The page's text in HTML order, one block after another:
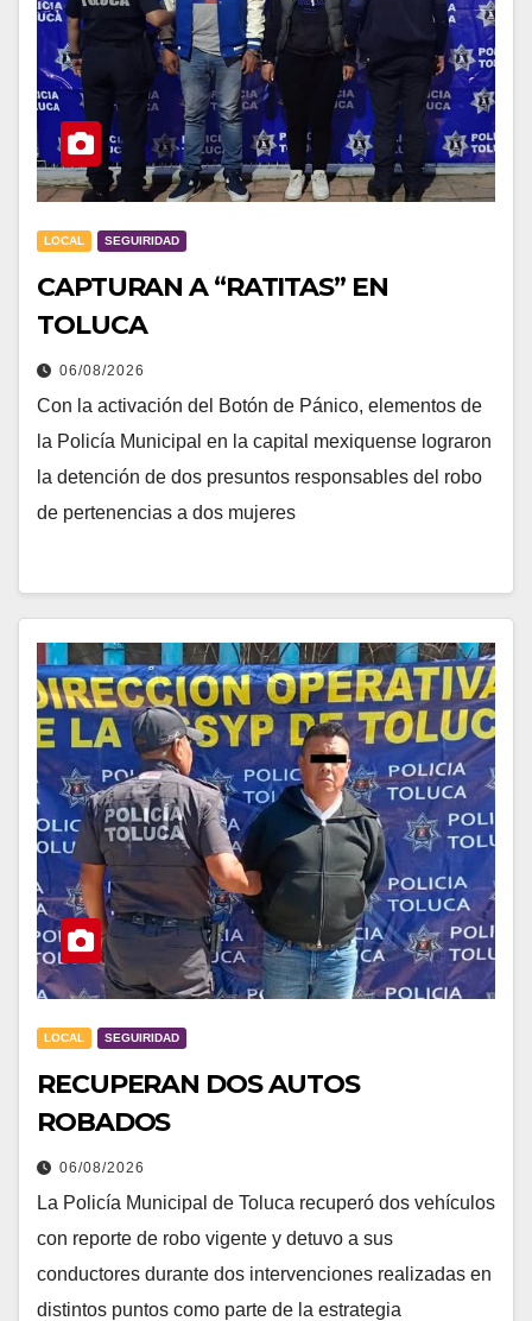
LOCAL SEGUIRIDAD
CAPTURAN A “RATITAS” EN
TOLUCA
06/08/2026
Con la activación del Botón de Pánico, elementos de
la Policía Municipal en la capital mexiquense lograron
la detención de dos presuntos responsables del robo
de pertenencias a dos mujeres
LOCAL SEGUIRIDAD
RECUPERAN DOS AUTOS
ROBADOS
06/08/2026
La Policía Municipal de Toluca recuperó dos vehículos
con reporte de robo vigente y detuvo a sus
conductores durante dos intervenciones realizadas en
distintos puntos como parte de la estrategia